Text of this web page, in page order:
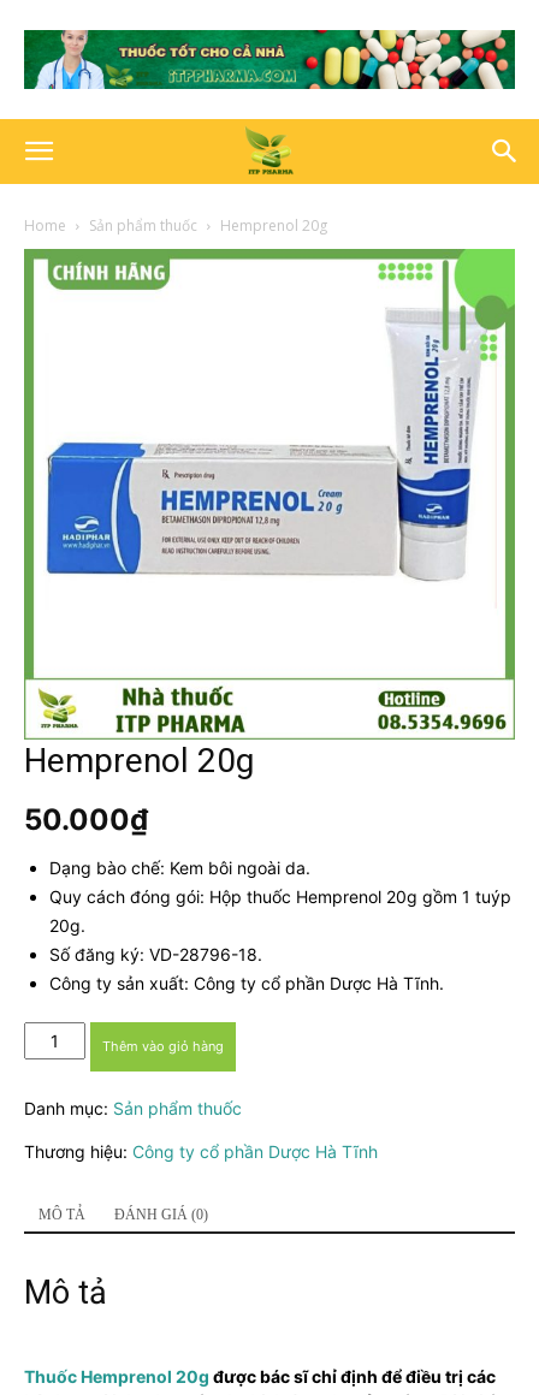
Home Sản phẩm thuốc Hemprenol 20g
Hemprenol 20g
50.000₫
Dạng bào chế: Kem bôi ngoài da.
Quy cách đóng gói: Hộp thuốc Hemprenol 20g gồm 1 tuýp
20g.
Số đăng ký: VD-28796-18.
Công ty sản xuất: Công ty cổ phần Dược Hà Tĩnh.
Hemprenol
20g
lượng
Thêm vào giỏ hàng
Danh mục: Sản phẩm thuốc
Thương hiệu: Công ty cổ phần Dược Hà Tĩnh
MÔ TẢ ĐÁNH GIÁ (0)
Mô tả
Thuốc Hemprenol 20g được bác sĩ chỉ định để điều trị các